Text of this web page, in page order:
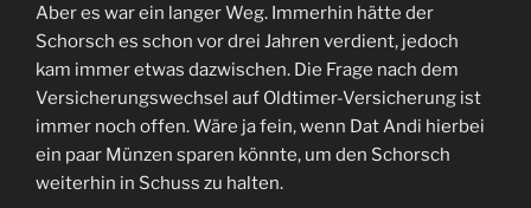
Aber es war ein langer Weg. Immerhin hätte der
Schorsch es schon vor drei Jahren verdient, jedoch
kam immer etwas dazwischen. Die Frage nach dem
Versicherungswechsel auf Oldtimer-Versicherung ist
immer noch offen. Wäre ja fein, wenn Dat Andi hierbei
ein paar Münzen sparen könnte, um den Schorsch
weiterhin in Schuss zu halten.